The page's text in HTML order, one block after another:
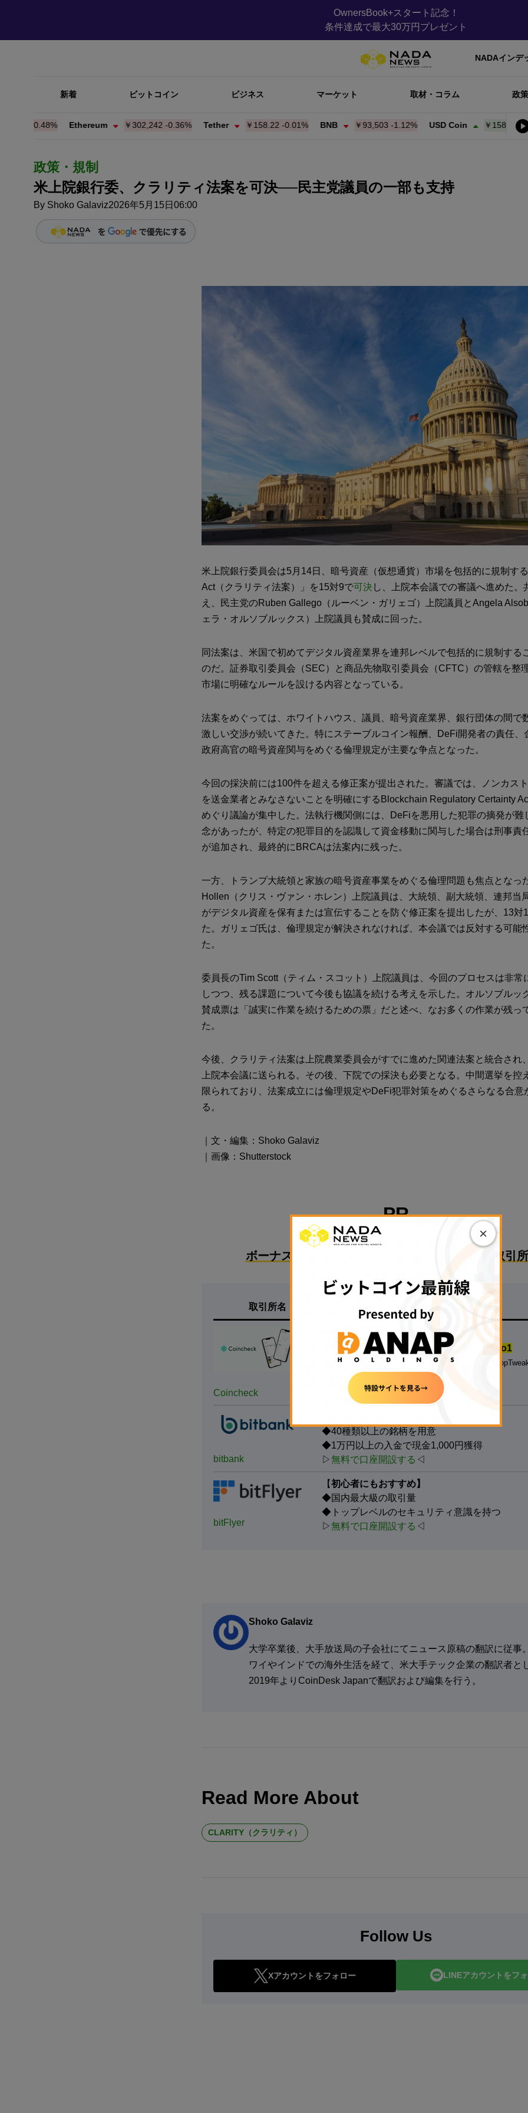
OwnersBook+スタート記念！
条件達成で最大30万円プレゼント
NADAインデ
新着 ビットコイン ビジネス マーケット 取材・コラム 政
Ethereum ￥302,254-0.36% Tether ￥158.23+0.00% BNB ￥93,503-1.12% USD Coin ￥158.34+0.00%
政策・規制
米上院銀行委、クラリティ法案を可決──民主党議員の一部も支持
By Shoko Galaviz2026年5月15日06:00
米上院銀行委員会は5月14日、暗号資産（仮想通貨）市場を包括的に規制す
Act（クラリティ法案）」を15対9で可決し、上院本会議での審議へ進めた。
え、民主党のRuben Gallego（ルーベン・ガリェゴ）上院議員とAngela
ェラ・オルソブルックス）上院議員も賛成に回った。
同法案は、米国で初めてデジタル資産業界を連邦レベルで包括的に規制する
のだ。証券取引委員会（SEC）と商品先物取引委員会（CFTC）の管轄を整
市場に明確なルールを設ける内容となっている。
法案をめぐっては、ホワイトハウス、議員、暗号資産業界、銀行団体の間で
激しい交渉が続いてきた。特にステーブルコイン報酬、DeFi開発者の責任、
政府高官の暗号資産関与をめぐる倫理規定が主要な争点となった。
今回の採決前には100件を超える修正案が提出された。審議では、ノンカス
を送金業者とみなさないことを明確にするBlockchain Regulatory Certainty
めぐり議論が集中した。法執行機関側には、DeFiを悪用した犯罪の摘発が難
念があったが、特定の犯罪目的を認識して資金移動に関与した場合は刑事責
が追加され、最終的にBRCAは法案内に残った。
一方、トランプ大統領と家族の暗号資産事業をめぐる倫理問題も焦点となっ
Hollen（クリス・ヴァン・ホレン）上院議員は、大統領、副大統領、連邦当
がデジタル資産を保有または宣伝することを防ぐ修正案を提出したが、13対
た。ガリェゴ氏は、倫理規定が解決されなければ、本会議では反対する可能
た。
委員長のTim Scott（ティム・スコット）上院議員は、今回のプロセスは非常
しつつ、残る課題について今後も協議を続ける考えを示した。オルソブルッ
賛成票は「誠実に作業を続けるための票」だと述べ、なお多くの作業が残っ
た。
今後、クラリティ法案は上院農業委員会がすでに進めた関連法案と統合され
上院本会議に送られる。その後、下院での採決も必要となる。中間選挙を控
限られており、法案成立には倫理規定やDeFi犯罪対策をめぐるさらなる合意
る。
｜文・編集：Shoko Galaviz
｜画像：Shutterstock
PR
ボーナスで始めるのにおすすめな国内暗号資産取引
取引所名
Coincheck
500円の少額投資から試せる！】
国内の暗号資産アプリダウンロード数.No1
※対象：国内の暗号資産取引アプリ、データ協力：
銘柄数も最大級
、手数料も安い
無料で口座開設する◁
bitbank
◆40種類以上の銘柄を用意
◆1万円以上の入金で現金1,000円獲得
▷無料で口座開設する ◁
bitFlyer
【初心者にもおすすめ】
◆国内最大級の取引量
◆トップレベルのセキュリティ意識を持つ
▷無料で口座開設する ◁
Shoko Galaviz
大学卒業後、大手放送局の子会社にてニュース原稿の翻訳に従事
ワイやインドでの海外生活を経て、米大手テック企業の翻訳者と
2019年よりCoinDesk Japanで翻訳および編集を行う。
Read More About
CLARITY（クラリティ）
Follow Us
Xアカウントをフォロー LINEアカウントをフ
×